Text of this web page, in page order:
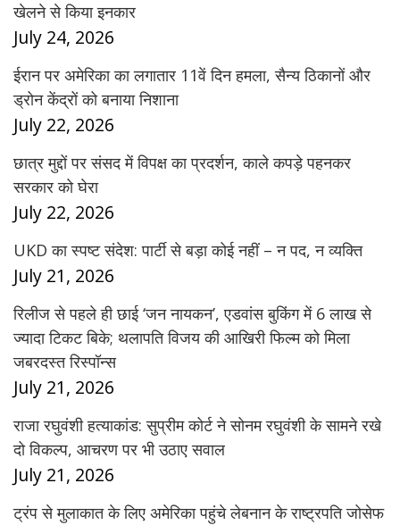
खेलने से किया इनकार
July 24, 2026
ईरान पर अमेरिका का लगातार 11वें दिन हमला, सैन्य ठिकानों और
ड्रोन केंद्रों को बनाया निशाना
July 22, 2026
छात्र मुद्दों पर संसद में विपक्ष का प्रदर्शन, काले कपड़े पहनकर
सरकार को घेरा
July 22, 2026
UKD का स्पष्ट संदेश: पार्टी से बड़ा कोई नहीं – न पद, न व्यक्ति
July 21, 2026
रिलीज से पहले ही छाई ‘जन नायकन’, एडवांस बुकिंग में 6 लाख से
ज्यादा टिकट बिके; थलापति विजय की आखिरी फिल्म को मिला
जबरदस्त रिस्पॉन्स
July 21, 2026
राजा रघुवंशी हत्याकांड: सुप्रीम कोर्ट ने सोनम रघुवंशी के सामने रखे
दो विकल्प, आचरण पर भी उठाए सवाल
July 21, 2026
ट्रंप से मुलाकात के लिए अमेरिका पहुंचे लेबनान के राष्ट्रपति जोसेफ